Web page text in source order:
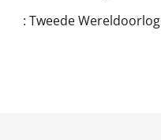
: Tweede Wereldoorlog